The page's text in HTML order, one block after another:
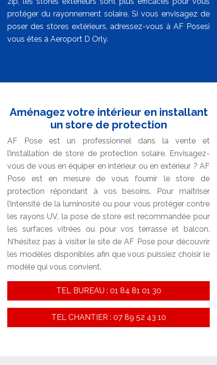
protéger du rayonnement solaire. Si vous envisagez de
poser des stores extérieurs, adressez-vous à AF Posesi
vous êtes à Aeroport D Orly.
Aménagez votre intérieur en installant
un store de protection
AF Pose est un professionnel dans la vente et
l’installation de store de protection solaire. Envisagez-
vous de vous en équiper en intérieur ou en extérieur ? AF
Pose est en mesure de vous fournir le store de
protection répondant à vos besoins. Pour maîtriser
l’intensité de la luminosité ou pour vous protéger contre
les rayons UV, la pose de store est recommandée pour
les surfaces vitrées ou pour vos terrasse et balcon.
N‘hésitez pas à visiter le site de AF Pose pour découvrir
les modèles disponibles afin que vous puissiez choisir le
modèle qui vous convient.
TEL BUREAU : 01 84 81 01 30
TEL CHANTIER : 07 89 52 43 10